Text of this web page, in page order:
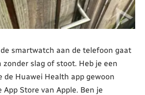
smartwatch aan de telefoon gaat
zonder slag of stoot. Heb je een
de Huawei Health app gewoon
Store van Apple. Ben je